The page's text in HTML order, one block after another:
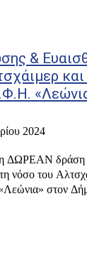
&
2024
ΔΩΡΕΑΝ
νόσο του
στον